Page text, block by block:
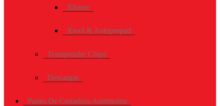
Xhorse
Xtool & Autopropad
Transponder Chips
Descargas
Partes De Cerradura Automotriz